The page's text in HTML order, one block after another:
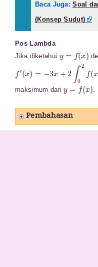
Baca Juga:Soal
(Konsep Sudut)
Pos Lambda
Jika diketahui
x)
′(x = +2 f( ) d x
maksimum dari
f( x)
Pembahasan